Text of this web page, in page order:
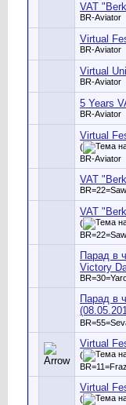
VAT
BR-Aviator
Virtual
BR-Aviator
Virtual
BR-Aviator
5 Years
BR-Aviator
Virtual
(
BR-Aviator
VAT
VAT
(
Парад в
Victory
Парад в
Virtual
(
Virtual
(